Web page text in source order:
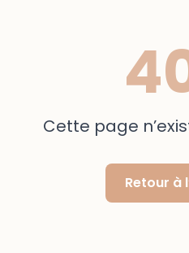
Cette page
Retour à